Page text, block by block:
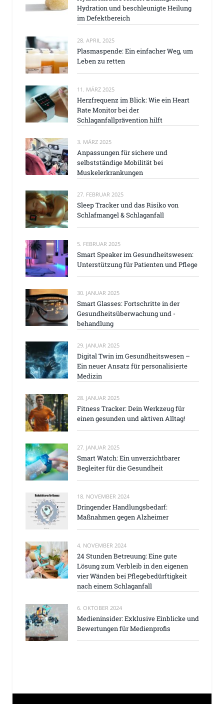
Hydration und beschleunigte Heilung
im Defektbereich
28. APRIL 2025
Plasmaspende: Ein einfacher Weg, um
Leben zu retten
11. MÄRZ 2025
Herzfrequenz im Blick: Wie ein Heart
Rate Monitor bei der
Schlaganfallprävention hilft
3. MÄRZ 2025
Anpassungen für sichere und
selbstständige Mobilität bei
Muskelerkrankungen
27. FEBRUAR 2025
Sleep Tracker und das Risiko von
Schlafmangel & Schlaganfall
5. FEBRUAR 2025
Smart Speaker im Gesundheitswesen:
Unterstützung für Patienten und Pflege
30. JANUAR 2025
Smart Glasses: Fortschritte in der
Gesundheitsüberwachung und -
behandlung
29. JANUAR 2025
Digital Twin im Gesundheitswesen –
Ein neuer Ansatz für personalisierte
Medizin
28. JANUAR 2025
Fitness Tracker: Dein Werkzeug für
einen gesunden und aktiven Alltag!
27. JANUAR 2025
Smart Watch: Ein unverzichtbarer
Begleiter für die Gesundheit
18. NOVEMBER 2024
Dringender Handlungsbedarf:
Maßnahmen gegen Alzheimer
4. NOVEMBER 2024
24 Stunden Betreuung: Eine gute
Lösung zum Verbleib in den eigenen
vier Wänden bei Pflegebedürftigkeit
nach einem Schlaganfall
6. OKTOBER 2024
Medieninsider: Exklusive Einblicke und
Bewertungen für Medienprofis